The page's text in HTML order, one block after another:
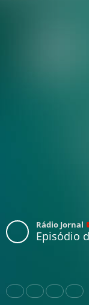
Rádio Jornal
Episódio de
Share Like